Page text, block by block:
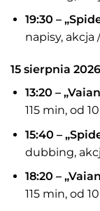
19:30 –
napisy, akcja
15 sierpnia
13:20 –
115 min, od
15:40 –
dubbing,
18:20 –
115 min, od